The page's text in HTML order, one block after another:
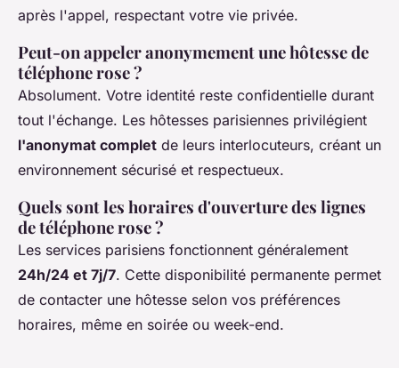
après l'appel, respectant votre vie privée.
Peut-on appeler anonymement une hôtesse de
téléphone rose ?
Absolument. Votre identité reste confidentielle durant
tout l'échange. Les hôtesses parisiennes privilégient
l'anonymat complet de leurs interlocuteurs, créant un
environnement sécurisé et respectueux.
Quels sont les horaires d'ouverture des lignes
de téléphone rose ?
Les services parisiens fonctionnent généralement
24h/24 et 7j/7. Cette disponibilité permanente permet
de contacter une hôtesse selon vos préférences
horaires, même en soirée ou week-end.